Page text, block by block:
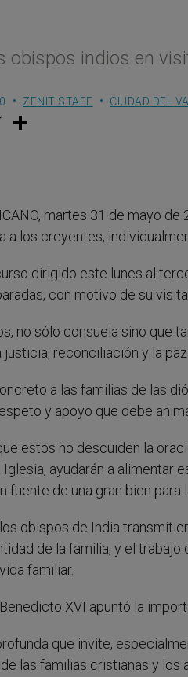
obispos indios en
ZENIT STAFF CIUDAD DEL
w
martes 31 de mayo de
a los creyentes,
dirigido este lunes al
con motivo de su visita
no sólo consuela sino que
justicia, reconciliación y la
a las familias de las
y apoyo que debe
estos no descuiden la
ayudarán a alimentar
fuente de una gran bien para
obispos de India
de la familia, y el
familiar.
XVI apuntó la
que invite,
las familias cristianas y